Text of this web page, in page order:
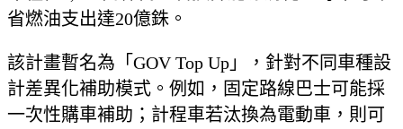
省燃油支出達20億銖。
該計畫暫名為「GOV Top Up」，針對不同車種設
計差異化補助模式。例如，固定路線巴士可能採
一次性購車補助；計程車若汰換為電動車，則可